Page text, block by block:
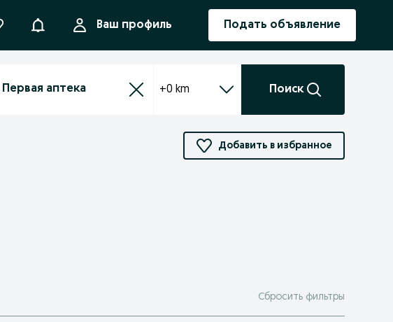
УведомленияВаш профиль Подать объявление
+0 km Поиск
Добавить в избранное
Сбросить фильтры